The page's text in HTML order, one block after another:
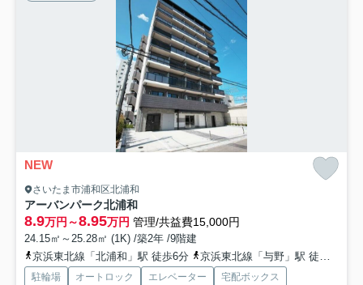
NEW
さいたま市浦和区北浦和
アーバンパーク北浦和
8.9万円～8.95万円 管理/共益費15,000円
24.15㎡～25.28㎡ (1K) /築2年 /9階建
京浜東北線「北浦和」駅 徒歩6分
京浜東北線「与野」駅 徒歩22分
駐輪場 オートロック エレベーター
宅配ボックス